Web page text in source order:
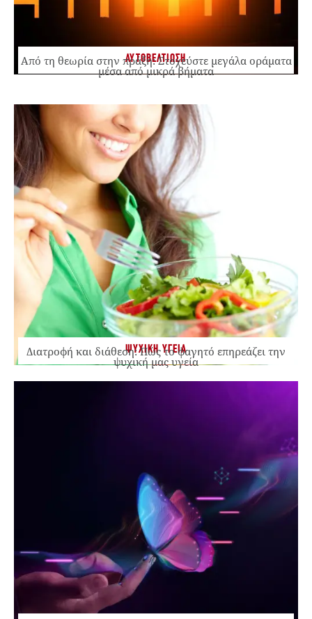
ΑΥΤΟΒΕΛΤΙΩΣΗ
Από τη θεωρία στην πράξη: Στοχεύστε μεγάλα οράματα
μέσα από μικρά βήματα
ΨΥΧΙΚΗ ΥΓΕΙΑ
Διατροφή και διάθεση: Πώς το φαγητό επηρεάζει την
ψυχική μας υγεία